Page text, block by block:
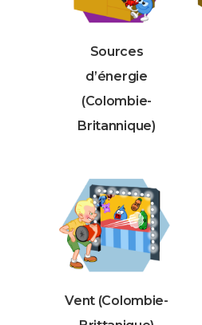
Sources
d’énergie
(Colombie-
Britannique)
Vent (Colombie-